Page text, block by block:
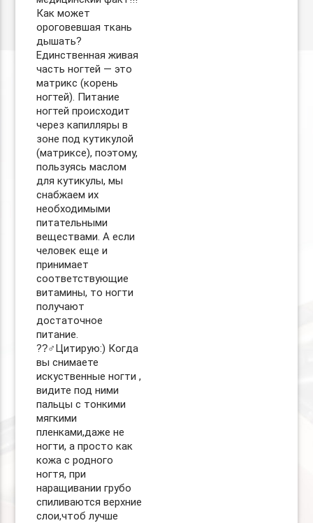
Как может
ороговевшая ткань
дышать?
Единственная живая
часть ногтей — это
матрикс (корень
ногтей). Питание
ногтей происходит
через капилляры в
зоне под кутикулой
(матриксе), поэтому,
пользуясь маслом
для кутикулы, мы
снабжаем их
необходимыми
питательными
веществами. А если
человек еще и
принимает
соответствующие
витамины, то ногти
получают
достаточное
питание.
??‍♂Цитирую:) Когда
вы снимаете
искуственные ногти ,
видите под ними
пальцы с тонкими
мягкими
пленками,даже не
ногти, а просто как
кожа с родного
ногтя, при
наращивании грубо
спиливаются верхние
слои,чтоб лучше